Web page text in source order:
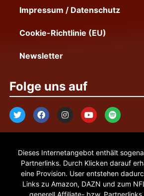
Impressum / Datenschutz
Cookie-Richtlinie (EU)
Newsletter
Folge uns auf
Dieses Internetangebot enthält
Partnerlinks. Durch Klicken darauf
eine Provision. User entstehen
Links zu Amazon, DAZN und zum
generell Affiliate- bzw. Partnerlinks